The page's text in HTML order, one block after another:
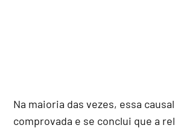
Na maioria das vezes, essa
comprovada e se conclui que a